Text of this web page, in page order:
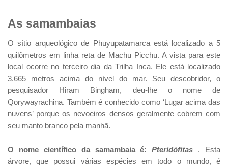
As samambaias
O sítio arqueológico de Phuyupatamarca está localizado a 5
quilômetros em linha reta de Machu Picchu. A vista para este
local ocorre no terceiro dia da Trilha Inca. Ele está localizado
3.665 metros acima do nível do mar. Seu descobridor, o
pesquisador Hiram Bingham, deu-lhe o nome de
Qorywayrachina. Também é conhecido como ‘Lugar acima das
nuvens’ porque os nevoeiros densos geralmente cobrem com
seu manto branco pela manhã.
O nome científico da samambaia é:Pteridófitas . Esta
árvore, que possui várias espécies em todo o mundo, é